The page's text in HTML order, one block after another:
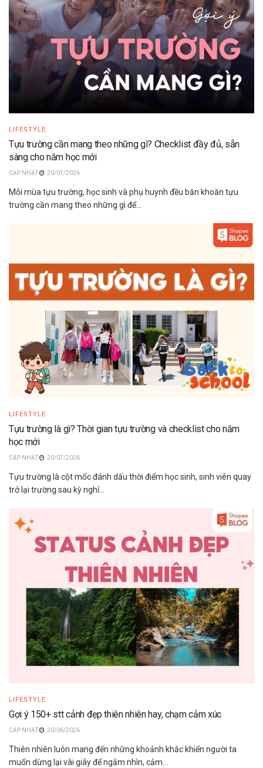
LIFESTYLE
Tựu trường cần mang theo những gì? Checklist đầy đủ, sẵn
sàng cho năm học mới
20/07/2026
Mỗi mùa tựu trường, học sinh và phụ huynh đều băn khoăn tựu
trường cần mang theo những gì để...
LIFESTYLE
Tựu trường là gì? Thời gian tựu trường và checklist cho năm
học mới
20/07/2026
Tựu trường là cột mốc đánh dấu thời điểm học sinh, sinh viên quay
trở lại trường sau kỳ nghỉ...
LIFESTYLE
Gợi ý 150+ stt cảnh đẹp thiên nhiên hay, chạm cảm xúc
20/06/2026
Thiên nhiên luôn mang đến những khoảnh khắc khiến người ta
muốn dừng lại vài giây để ngắm nhìn, cảm...